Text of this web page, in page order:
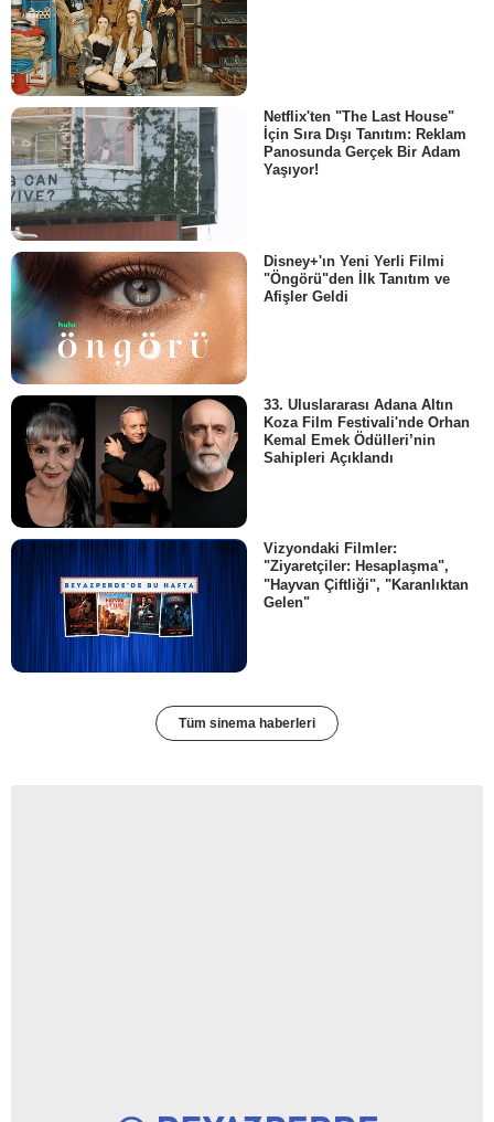
Netflix'ten "The Last House"
İçin Sıra Dışı Tanıtım: Reklam
Panosunda Gerçek Bir Adam
Yaşıyor!
Disney+'ın Yeni Yerli Filmi
"Öngörü"den İlk Tanıtım ve
Afişler Geldi
33. Uluslararası Adana Altın
Koza Film Festivali'nde Orhan
Kemal Emek Ödülleri’nin
Sahipleri Açıklandı
Vizyondaki Filmler:
"Ziyaretçiler: Hesaplaşma",
"Hayvan Çiftliği", "Karanlıktan
Gelen"
Tüm sinema haberleri